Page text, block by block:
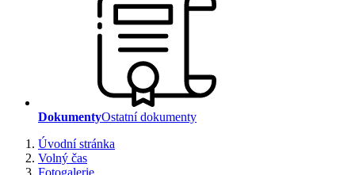
DokumentyOstatní dokumenty
Úvodní stránka
Volný čas
Fotogalerie